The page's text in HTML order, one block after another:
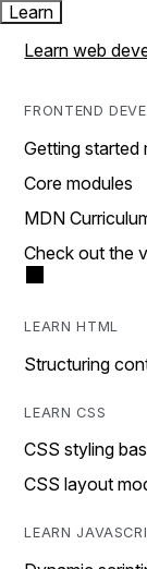
Learn
Learn web
FRONTEND
Getting started
Core modules
MDN
Check out the
LEARN HTML
Structuring
LEARN CSS
CSS styling
CSS layout
LEARN